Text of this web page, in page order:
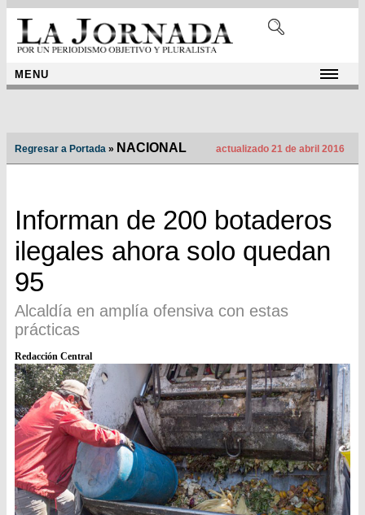
MENU
Regresar a Portada » NACIONAL actualizado 21 de abril 2016
Informan de 200 botaderos
ilegales ahora solo quedan
95
Alcaldía en amplía ofensiva con estas
prácticas
Redacción Central